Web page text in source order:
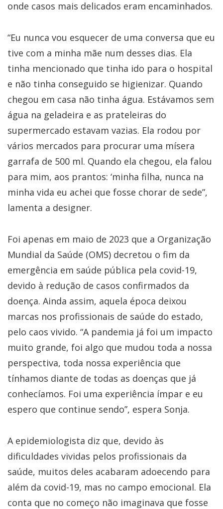
onde casos mais delicados eram encaminhados.
“Eu nunca vou esquecer de uma conversa que eu
tive com a minha mãe num desses dias. Ela
tinha mencionado que tinha ido para o hospital
e não tinha conseguido se higienizar. Quando
chegou em casa não tinha água. Estávamos sem
água na geladeira e as prateleiras do
supermercado estavam vazias. Ela rodou por
vários mercados para procurar uma mísera
garrafa de 500 ml. Quando ela chegou, ela falou
para mim, aos prantos: ‘minha filha, nunca na
minha vida eu achei que fosse chorar de sede”,
lamenta a designer.​
​Foi apenas em maio de 2023 que a Organização
Mundial da Saúde (OMS) decretou o fim da
emergência em saúde pública pela covid-19,
devido à redução de casos confirmados da
doença. Ainda assim, aquela época deixou
marcas nos profissionais de saúde do estado,
pelo caos vivido. “A pandemia já foi um impacto
muito grande, foi algo que mudou toda a nossa
perspectiva, toda nossa experiência que
tínhamos diante de todas as doenças que já
conhecíamos. Foi uma experiência ímpar e eu
espero que continue sendo”, espera Sonja.
A epidemiologista diz que, devido às
dificuldades vividas pelos profissionais da
saúde, muitos deles acabaram adoecendo para
além da covid-19, mas no campo emocional. Ela
conta que no começo não imaginava que fosse